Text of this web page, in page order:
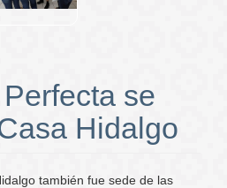
se
Hidalgo
también fue sede de las